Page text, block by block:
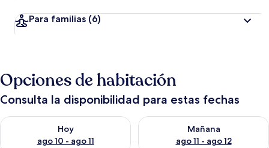
Para familias (6)
Opciones de habitación
Consulta la disponibilidad para estas fechas
Hoy
ago 10 - ago 11
Consulta la disponibilidad para hoy ago 10 - ago 11
Mañana
ago 11 - ago 12
Consulta la disponibilidad